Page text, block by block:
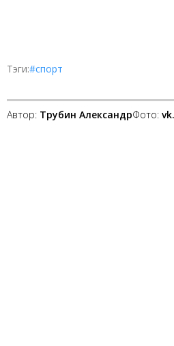
Тэги:#спорт
Автор: Трубин АлександрФото: